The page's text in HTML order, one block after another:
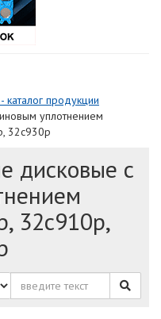
продукции
уплотнением
32с930р
дисковые с
32с910р,